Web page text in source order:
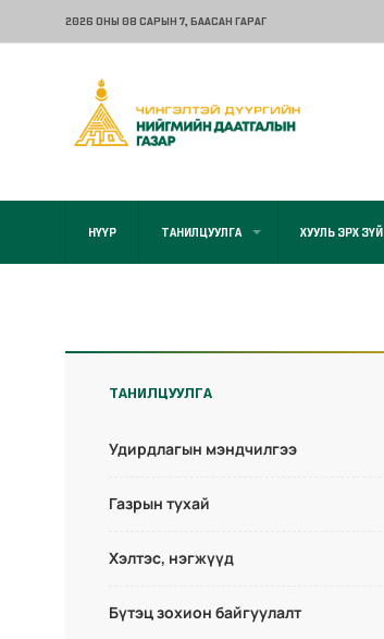
2026 ОНЫ 08 САРЫН 7, БААСАН ГАРАГ
НҮҮР ТАНИЛЦУУЛГА ХУУЛЬ ЭРХ ЗҮЙ
ТАНИЛЦУУЛГА
Удирдлагын мэндчилгээ
Газрын тухай
Хэлтэс, нэгжүүд
Бүтэц зохион байгуулалт